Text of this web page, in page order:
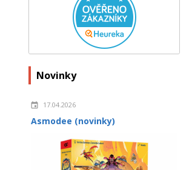
Novinky
17.04.2026
Asmodee (novinky)